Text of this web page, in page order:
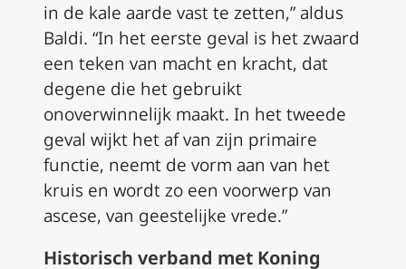
in de kale aarde vast te zetten,” aldus
Baldi. “In het eerste geval is het zwaard
een teken van macht en kracht, dat
degene die het gebruikt
onoverwinnelijk maakt. In het tweede
geval wijkt het af van zijn primaire
functie, neemt de vorm aan van het
kruis en wordt zo een voorwerp van
ascese, van geestelijke vrede.”
Historisch verband met Koning